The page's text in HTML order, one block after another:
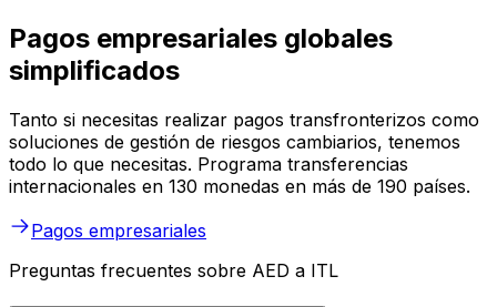
Pagos empresariales globales
simplificados
Tanto si necesitas realizar pagos transfronterizos como
soluciones de gestión de riesgos cambiarios, tenemos
todo lo que necesitas. Programa transferencias
internacionales en 130 monedas en más de 190 países.
Pagos empresariales
Preguntas frecuentes sobre AED a ITL